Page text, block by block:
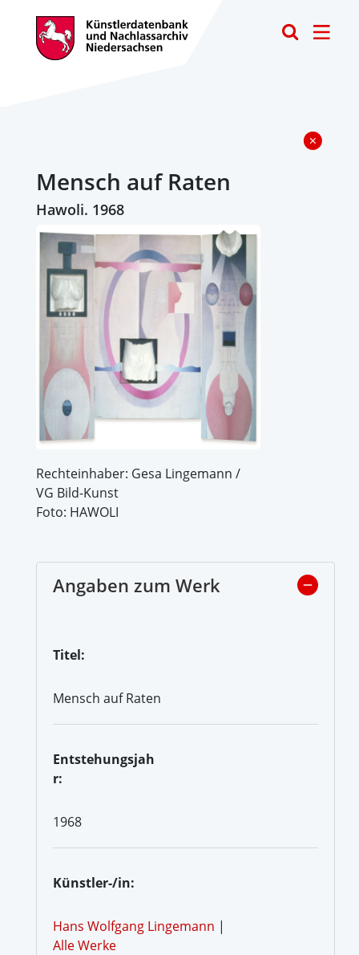
Mensch auf Raten
Hawoli. 1968
Rechteinhaber: Gesa Lingemann /
VG Bild-Kunst
Foto: HAWOLI
Angaben zum Werk
Titel:
Mensch auf Raten
Entstehungsjah
r:
1968
Künstler-/in:
Hans Wolfgang Lingemann |
Alle Werke